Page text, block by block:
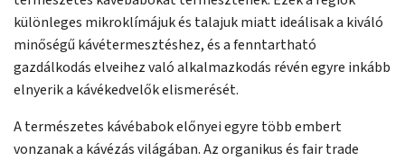
különleges mikroklímájuk és talajuk miatt ideálisak a kiváló
minőségű kávétermesztéshez, és a fenntartható
gazdálkodás elveihez való alkalmazkodás révén egyre inkább
elnyerik a kávékedvelők elismerését.
A természetes kávébabok előnyei egyre több embert
vonzanak a kávézás világában. Az organikus és fair trade